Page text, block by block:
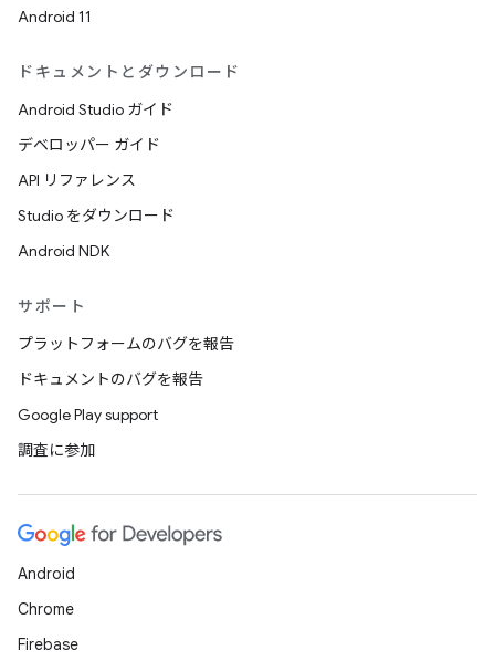
Android 11
ドキュメントとダウンロード
Android Studio ガイド
デベロッパー ガイド
API リファレンス
Studio をダウンロード
Android NDK
サポート
プラットフォームのバグを報告
ドキュメントのバグを報告
Google Play support
調査に参加
Android
Chrome
Firebase